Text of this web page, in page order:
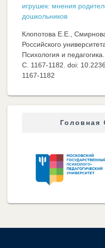
игрушек: мнения
дошкольников
Клопотова Е.Е.,
Российского
Психология и
C. 1167-1182. doi:
1167-1182
Головная